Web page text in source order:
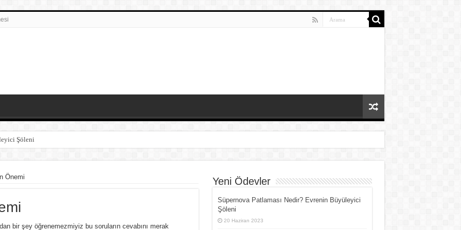
Şöleni
Avcılar
Verici Doğum Süreci
Önemi
bir şey öğrenemezmiyiz bu soruların cevabını merak
Yeni Ödevler
Süpernova Patlaması Nedir? Evrenin Büyüleyici
Şöleni
20 Haziran 2023